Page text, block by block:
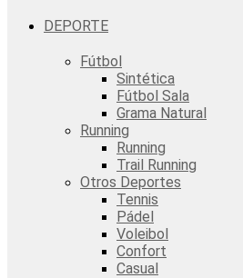
DEPORTE
Fútbol
Sintética
Fútbol Sala
Grama Natural
Running
Running
Trail Running
Otros Deportes
Tennis
Pádel
Voleibol
Confort
Casual